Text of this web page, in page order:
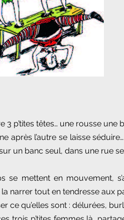
p’tites têtes… une rousse une
après l’autre se laisse
un banc seul, dans une rue
se mettent en mouvement,
narrer tout en tendresse aux
ce qu’elles sont : délurées,